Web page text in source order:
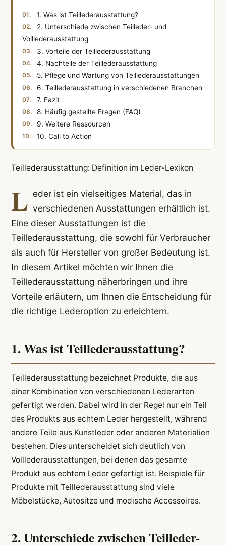
1. Was ist Teillederausstattung?
2. Unterschiede zwischen Teilleder- und
Volllederausstattung
3. Vorteile der Teillederausstattung
4. Nachteile der Teillederausstattung
5. Pflege und Wartung von Teillederausstattungen
6. Teillederausstattung in verschiedenen Branchen
7. Fazit
8. Häufig gestellte Fragen (FAQ)
9. Weitere Ressourcen
10. Call to Action
Teillederausstattung: Definition im Leder-Lexikon
L eder ist ein vielseitiges Material, das in
verschiedenen Ausstattungen erhältlich ist.
Eine dieser Ausstattungen ist die
Teillederausstattung, die sowohl für Verbraucher
als auch für Hersteller von großer Bedeutung ist.
In diesem Artikel möchten wir Ihnen die
Teillederausstattung näherbringen und ihre
Vorteile erläutern, um Ihnen die Entscheidung für
die richtige Lederoption zu erleichtern.
1. Was ist Teillederausstattung?
Teillederausstattung bezeichnet Produkte, die aus
einer Kombination von verschiedenen Lederarten
gefertigt werden. Dabei wird in der Regel nur ein Teil
des Produkts aus echtem Leder hergestellt, während
andere Teile aus Kunstleder oder anderen Materialien
bestehen. Dies unterscheidet sich deutlich von
Volllederausstattungen, bei denen das gesamte
Produkt aus echtem Leder gefertigt ist. Beispiele für
Produkte mit Teillederausstattung sind viele
Möbelstücke, Autositze und modische Accessoires.
2. Unterschiede zwischen Teilleder-